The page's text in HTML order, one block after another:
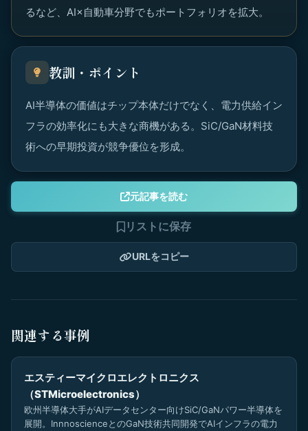
るなど、AI×自動車分野でもポートフォリオを拡大。
教訓・ポイント
AI半導体の価値はチップ本体だけでなく、電力供給イン
フラの効率化にも大きな商機がある。SiC/GaN材料技
術への早期投資が競争優位を形成。
元記事を読む
リストに保存
URLをコピー
関連する事例
エスティーマイクロエレクトロニクス
（STMicroelectronics）
欧州半導体大手がAIデータセンター向けSiC/GaNパワー半導体を
展開。InnnoscienceとのGaN技術共同開発でAIインフラの電力